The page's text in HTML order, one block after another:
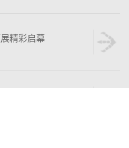
精彩启幕